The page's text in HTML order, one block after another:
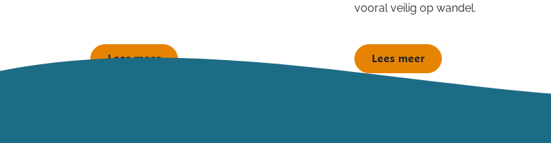
Lees meer
vooral veilig op wandel.
Lees meer